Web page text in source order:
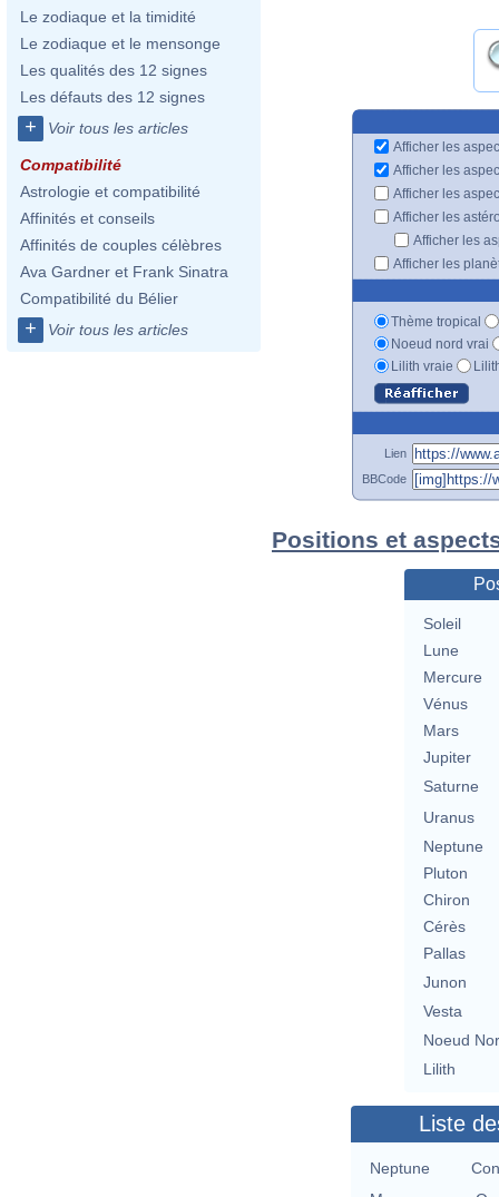
Le zodiaque et la timidité
Le zodiaque et le mensonge
Les qualités des 12 signes
Les défauts des 12 signes
+ Voir tous les articles
Compatibilité
Astrologie et compatibilité
Affinités et conseils
Affinités de couples célèbres
Ava Gardner et Frank Sinatra
Compatibilité du Bélier
+ Voir tous les articles
Afficher les
Afficher les
Afficher les
Afficher les
Afficher les
Afficher les
Thème tropical
Noeud nord vrai
Lilith vraie
Lien
BBCode
Positions et
Soleil
Lune
Mercure
Vénus
Mars
Jupiter
Saturne
Uranus
Neptune
Pluton
Chiron
Cérès
Pallas
Junon
Vesta
Noeud
Lilith
Liste
Neptune